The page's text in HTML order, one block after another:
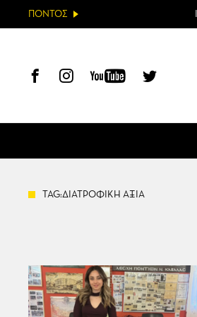
ΠΟΝΤΟΣ
TAG:ΔΙΑΤΡΟΦΙΚΗ ΑΞΙΑ